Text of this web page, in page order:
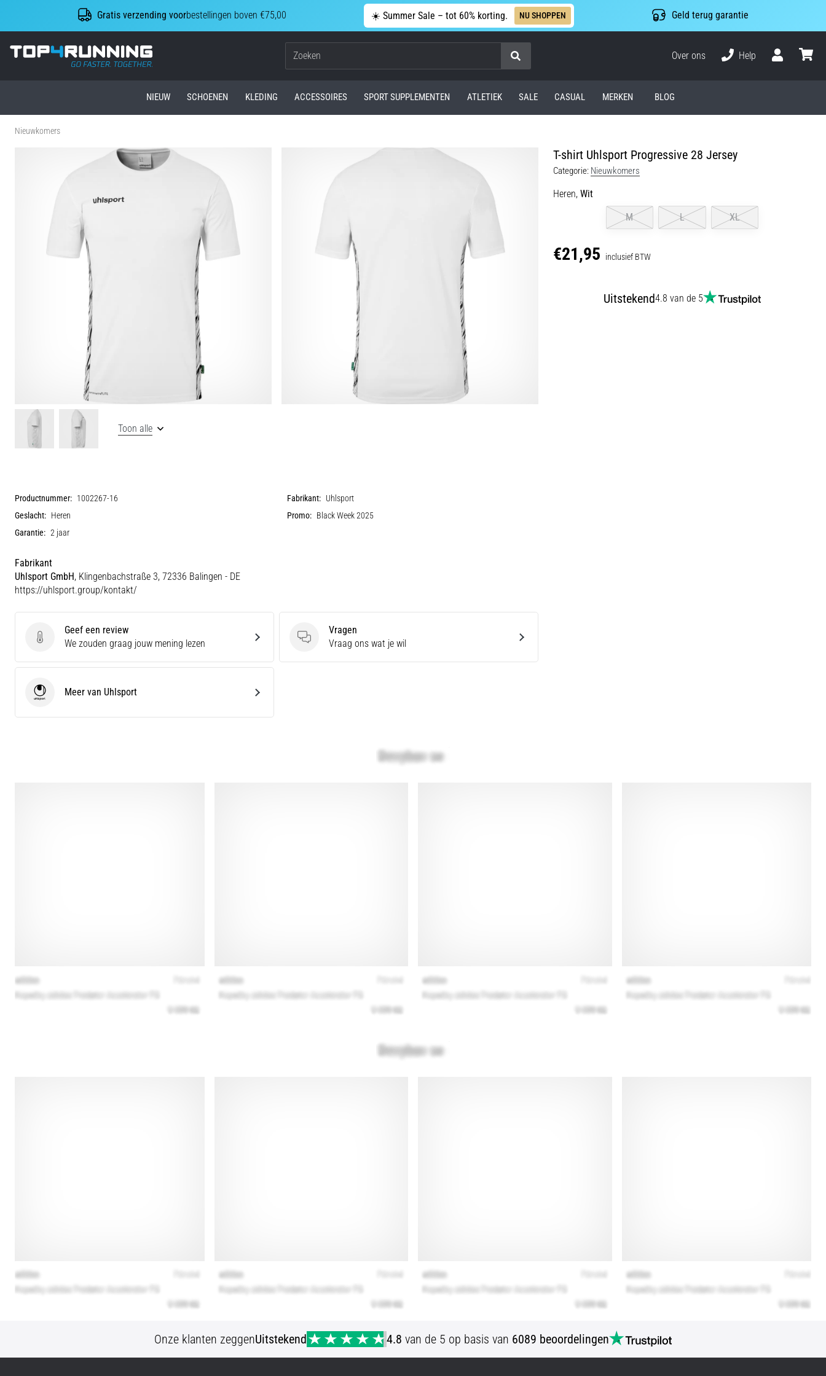
Gratis verzending voorbestellingen boven €75,00 ☀️ Summer Sale – tot 60% korting. NU SHOPPEN Geld terug garantie
Top4Running.nl
Zoeken
Over ons
Help
NIEUW SCHOENEN KLEDING ACCESSOIRES SPORT SUPPLEMENTEN ATLETIEK SALE CASUAL MERKEN BLOG
Nieuwkomers
T-shirt Uhlsport Progressive 28 Jersey
Categorie: Nieuwkomers
Heren, Wit
M
L XL
€21,95 inclusief BTW
Uitstekend4.8 van de 5
Toon alle
Productnummer: 1002267-16 Fabrikant: Uhlsport
Geslacht: Heren Promo: Black Week 2025
Garantie: 2 jaar
Fabrikant
Uhlsport GmbH, Klingenbachstraße 3, 72336 Balingen - DE
https://uhlsport.group/kontakt/
Geef een review
Geef een review
We zouden graag jouw mening lezen
Vragen
Vragen
Vraag ons wat je wil
UhlsportMeer van Uhlsport
Onze klanten zeggenUitstekend 4.8 van de 5 op basis van 6089 beoordelingen